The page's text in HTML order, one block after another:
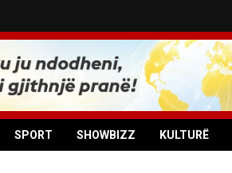
SPORT SHOWBIZZ KULTURË